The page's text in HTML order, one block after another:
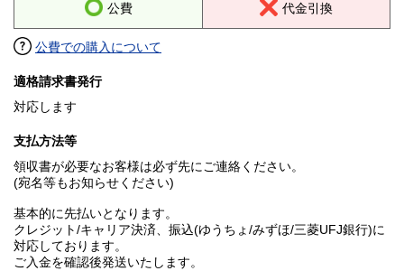
公費 代金引換
公費での購入について
適格請求書発行
対応します
支払方法等
領収書が必要なお客様は必ず先にご連絡ください。
(宛名等もお知らせください)
基本的に先払いとなります。
クレジット/キャリア決済、振込(ゆうちょ/みずほ/三菱UFJ銀行)に
対応しております。
ご入金を確認後発送いたします。